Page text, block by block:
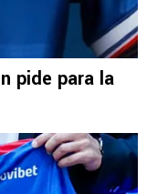
pide para la